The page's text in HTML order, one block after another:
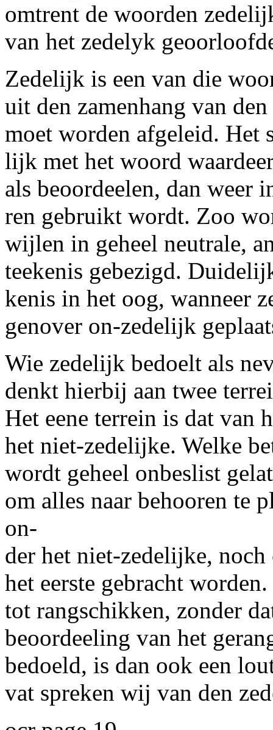
omtrent de woorden
van het zedelyk
Zedelijk is een van die
uit den zamenhang van
moet worden afgeleid.
lijk met het woord
als beoordeelen, dan weer
ren gebruikt wordt. Zoo
wijlen in geheel neutrale,
teekenis gebezigd.
kenis in het oog, wanneer
genover on-zedelijk
Wie zedelijk bedoelt als
denkt hierbij aan twee
Het eene terrein is dat van
het niet-zedelijke. Welke
wordt geheel onbeslist
om alles naar behooren te
on-
der het niet-zedelijke,
het eerste gebracht
tot rangschikken, zonder
beoordeeling van het
bedoeld, is dan ook een
vat spreken wij van den